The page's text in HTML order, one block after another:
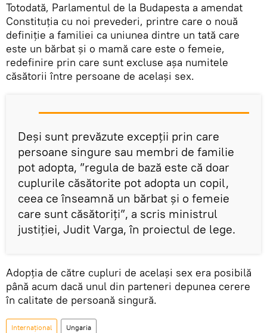
Totodată, Parlamentul de la Budapesta a amendat
Constituţia cu noi prevederi, printre care o nouă
definiţie a familiei ca uniunea dintre un tată care
este un bărbat şi o mamă care este o femeie,
redefinire prin care sunt excluse așa numitele
căsătorii între persoane de același sex.
Deşi sunt prevăzute excepţii prin care
persoane singure sau membri de familie
pot adopta, ”regula de bază este că doar
cuplurile căsătorite pot adopta un copil,
ceea ce înseamnă un bărbat şi o femeie
care sunt căsătoriţi”, a scris ministrul
justiţiei, Judit Varga, în proiectul de lege.
Adopţia de către cupluri de acelaşi sex era posibilă
până acum dacă unul din parteneri depunea cerere
în calitate de persoană singură.
Internaţional Ungaria